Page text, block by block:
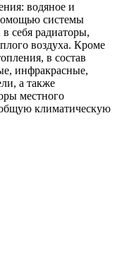
водяное и
системы
себя радиаторы,
воздуха. Кроме
в состав
инфракрасные,
а также
местного
климатическую